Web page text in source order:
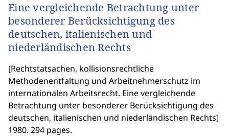
Eine vergleichende Betrachtung unter
besonderer Berücksichtigung des
deutschen, italienischen und
niederländischen Rechts
[Rechtstatsachen, kollisionsrechtliche
Methodenentfaltung und Arbeitnehmerschutz im
internationalen Arbeitsrecht. Eine vergleichende
Betrachtung unter besonderer Berücksichtigung des
deutschen, italienischen und niederländischen Rechts]
1980. 294 pages.